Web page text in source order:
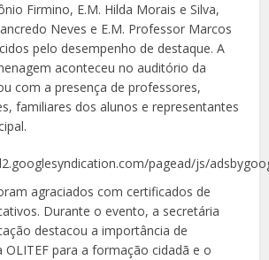
Firmino, E.M. Hilda Morais e Silva,
Neves e E.M. Professor Marcos
pelo desempenho de destaque. A
aconteceu no auditório da
com a presença de professores,
familiares dos alunos e representantes
pagead/js/
agraciados com certificados de
Durante o evento, a secretária
destacou a importância de
OLITEF para a formação cidadã e o